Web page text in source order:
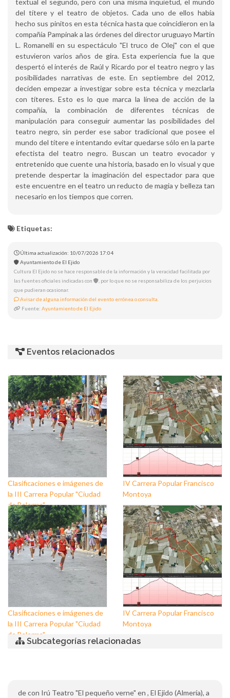
textual el segundo, pero con una misma inquietud, el mundo
del títere y el teatro de objetos. Cada uno de ellos había
hecho sus pinitos en esta técnica hasta que coincidieron en la
compañía Pampinak a las órdenes del director uruguayo Martin
L. Romanelli en su espectáculo "El truco de Olej" con el que
estuvieron varios años de gira. Esta experiencia fue la que
despertó el interés de Raúl y Ricardo por el teatro negro y las
posibilidades narrativas de este. En septiembre del 2012,
deciden empezar a investigar sobre esta técnica y mezclarla
con títeres. Esto es lo que marca la línea de acción de la
compañía, la combinación de diferentes técnicas de
manipulación para conseguir aumentar las posibilidades del
teatro negro, sin perder ese sabor tradicional que posee el
mundo del títere e intentando evitar quedarse sólo en la parte
efectista del teatro negro. Buscan un teatro evocador y
entretenido que cuente una historia, basado en lo visual y que
pretende despertar la imaginación del espectador para que
este encuentre en el teatro un reducto de magia y belleza tan
necesario en los tiempos que corren.
Etiquetas:
Última actualización: 10/07/2026 17:04
Ayuntamiento de El Ejido
Cultura El Ejido no se hace responsable de la información y la veracidad facilitada por
las fuentes oficiales indicadas con
, por lo que no se responsabiliza de los perjuicios
que pudieran ocasionar.
Avisar de alguna información del evento errónea o consulta.
Fuente: Ayuntamiento de El Ejido
Eventos relacionados
Clasificaciones e imágenes de
la III Carrera Popular "Ciudad
de Balerma"
IV Carrera Popular Francisco
Montoya
Clasificaciones e imágenes de
la III Carrera Popular "Ciudad
de Balerma"
IV Carrera Popular Francisco
Montoya
Subcategorías relacionadas
de con Irú Teatro "El pequeño verne" en , El Ejido (Almería), a